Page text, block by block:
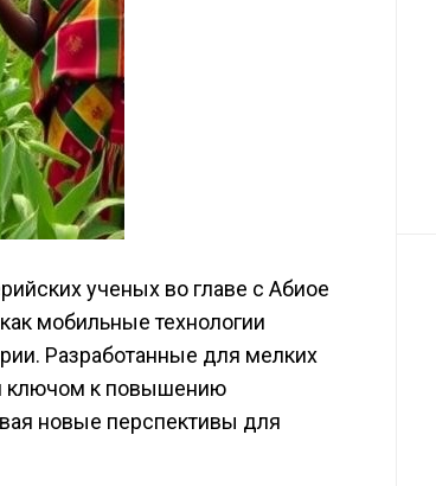
ученых во главе с Абиое
мобильные технологии
Разработанные для мелких
ключом к повышению
новые перспективы для